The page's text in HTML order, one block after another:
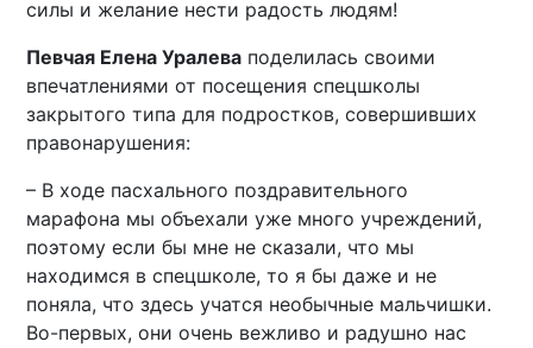
силы и желание нести радость людям!
Певчая Елена Уралева поделилась своими
впечатлениями от посещения спецшколы
закрытого типа для подростков, совершивших
правонарушения:
– В ходе пасхального поздравительного
марафона мы объехали уже много учреждений,
поэтому если бы мне не сказали, что мы
находимся в спецшколе, то я бы даже и не
поняла, что здесь учатся необычные мальчишки.
Во-первых, они очень вежливо и радушно нас